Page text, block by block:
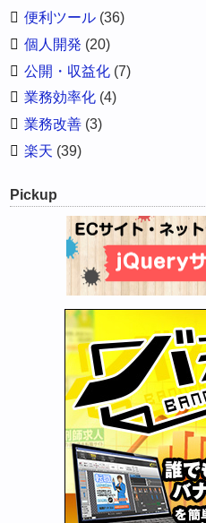
便利ツール (36)
個人開発 (20)
公開・収益化 (7)
業務効率化 (4)
業務改善 (3)
楽天 (39)
Pickup